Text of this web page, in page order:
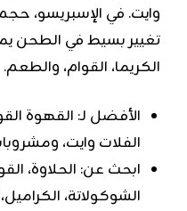
وايت. في الإسبريسو، حجم
تغيير بسيط في الطحن
الكريما، القوام، والطعم.
الأفضل لـ: القهوة القوية،
الفلات وايت، ومشروبات
ابحث عن: الحلاوة،
الشوكولاتة، الكراميل،